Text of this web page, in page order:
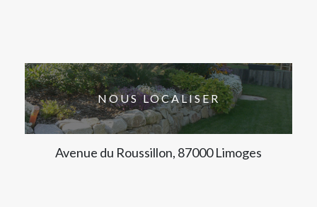
NOUS LOCALISER
Avenue du Roussillon, 87000 Limoges